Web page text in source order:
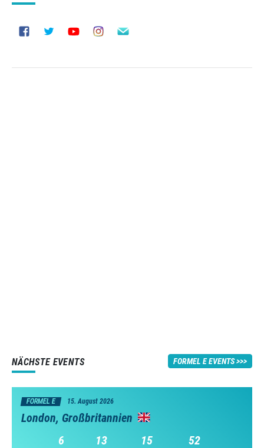
NÄCHSTE EVENTS FORMEL E EVENTS
FORMEL E 15. August 2026
London, Großbritannien
6
13 15 51